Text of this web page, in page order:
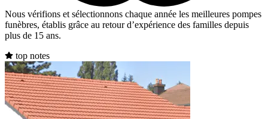
Nous vérifions et sélectionnons chaque année les meilleures pompes
funèbres, établis grâce au retour d’expérience des familles depuis
plus de 15 ans.
top notes